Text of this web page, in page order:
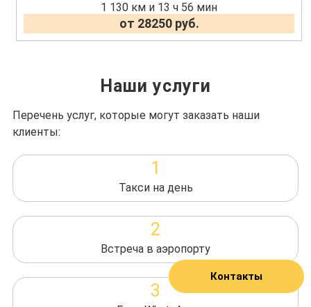
1 130 км и 13 ч 56 мин
от 28250 руб.
Наши услуги
Перечень услуг, которые могут заказать наши
клиенты:
1
Такси на день
2
Встреча в аэропорту
3
Контакты